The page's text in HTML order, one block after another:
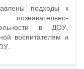
подходы к
в ДОУ.
воспитателям и